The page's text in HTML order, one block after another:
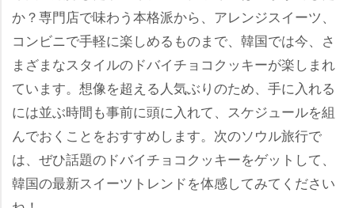
か？専門店で味わう本格派から、アレンジスイーツ、
コンビニで手軽に楽しめるものまで、韓国では今、さ
まざまなスタイルのドバイチョコクッキーが楽しまれ
ています。想像を超える人気ぶりのため、手に入れる
には並ぶ時間も事前に頭に入れて、スケジュールを組
んでおくことをおすすめします。次のソウル旅行で
は、ぜひ話題のドバイチョコクッキーをゲットして、
韓国の最新スイーツトレンドを体感してみてください